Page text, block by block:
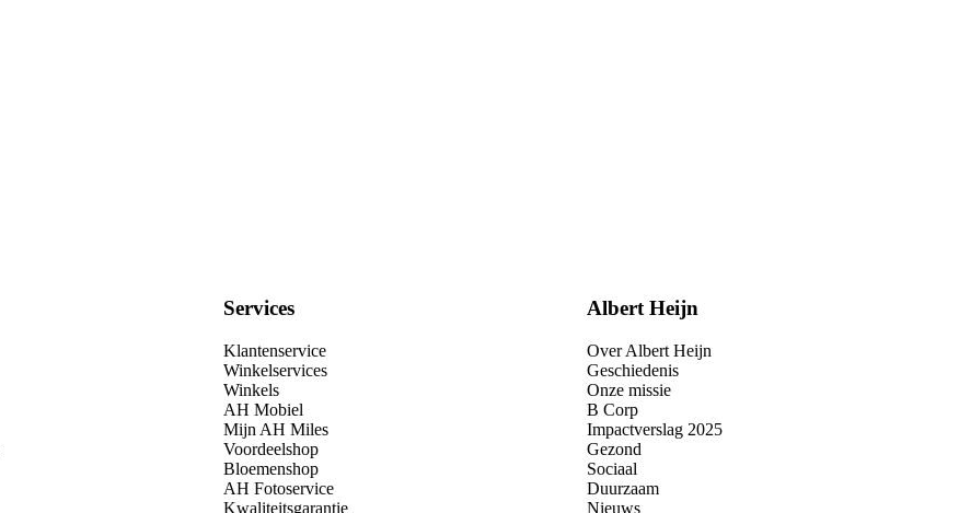
Services
Klantenservice
Winkelservices
Winkels
AH Mobiel
Mijn AH Miles
Voordeelshop
Bloemenshop
AH Fotoservice
Kwaliteitsgarantie
Albert Heijn
Over Albert Heijn
Geschiedenis
Onze missie
B Corp
Impactverslag 2025
Gezond
Sociaal
Duurzaam
Nieuws